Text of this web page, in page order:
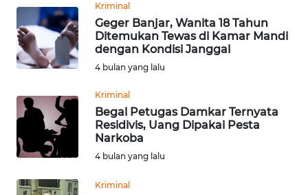
Kriminal
Geger Banjar, Wanita 18 Tahun
Ditemukan Tewas di Kamar Mandi
dengan Kondisi Janggal
4 bulan yang lalu
Kriminal
Begal Petugas Damkar Ternyata
Residivis, Uang Dipakai Pesta
Narkoba
4 bulan yang lalu
Kriminal
WN
LAMPUNG
WN
WN
NUSANTARA
JOGJA